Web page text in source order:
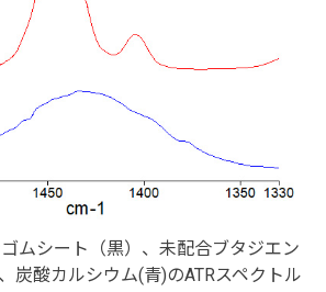
ムシート（黒）、未配合ブタジエン
炭酸カルシウム(青)のATRスペクトル